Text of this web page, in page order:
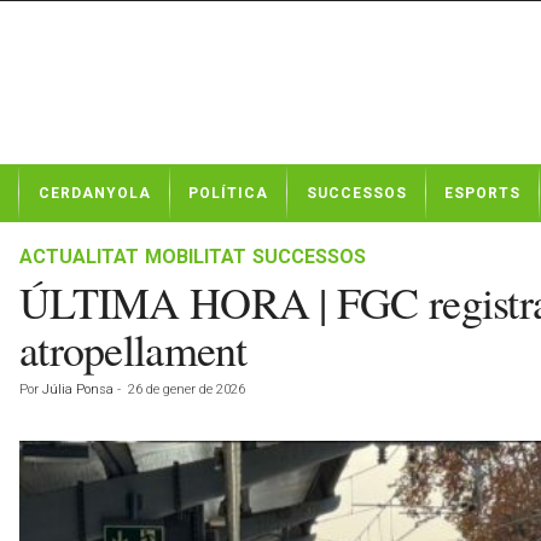
t
CERDANYOLA POLÍTICA SUCCESSOS ESPORTS
ACTUALITAT MOBILITAT SUCCESSOS
ÚLTIMA HORA | FGC
atropellament
Por Júlia Ponsa - 26 de gener de 2026